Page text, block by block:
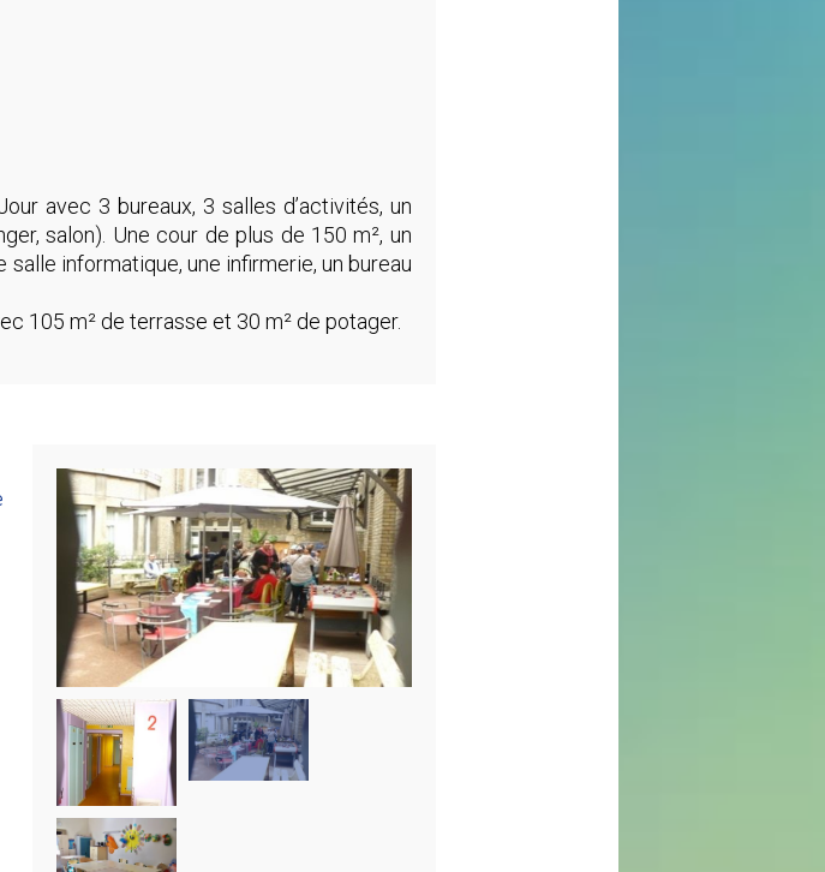
avec 3 bureaux, 3 salles d’activités, un
salon). Une cour de plus de 150 m², un
informatique, une infirmerie, un bureau
105 m² de terrasse et 30 m² de potager.